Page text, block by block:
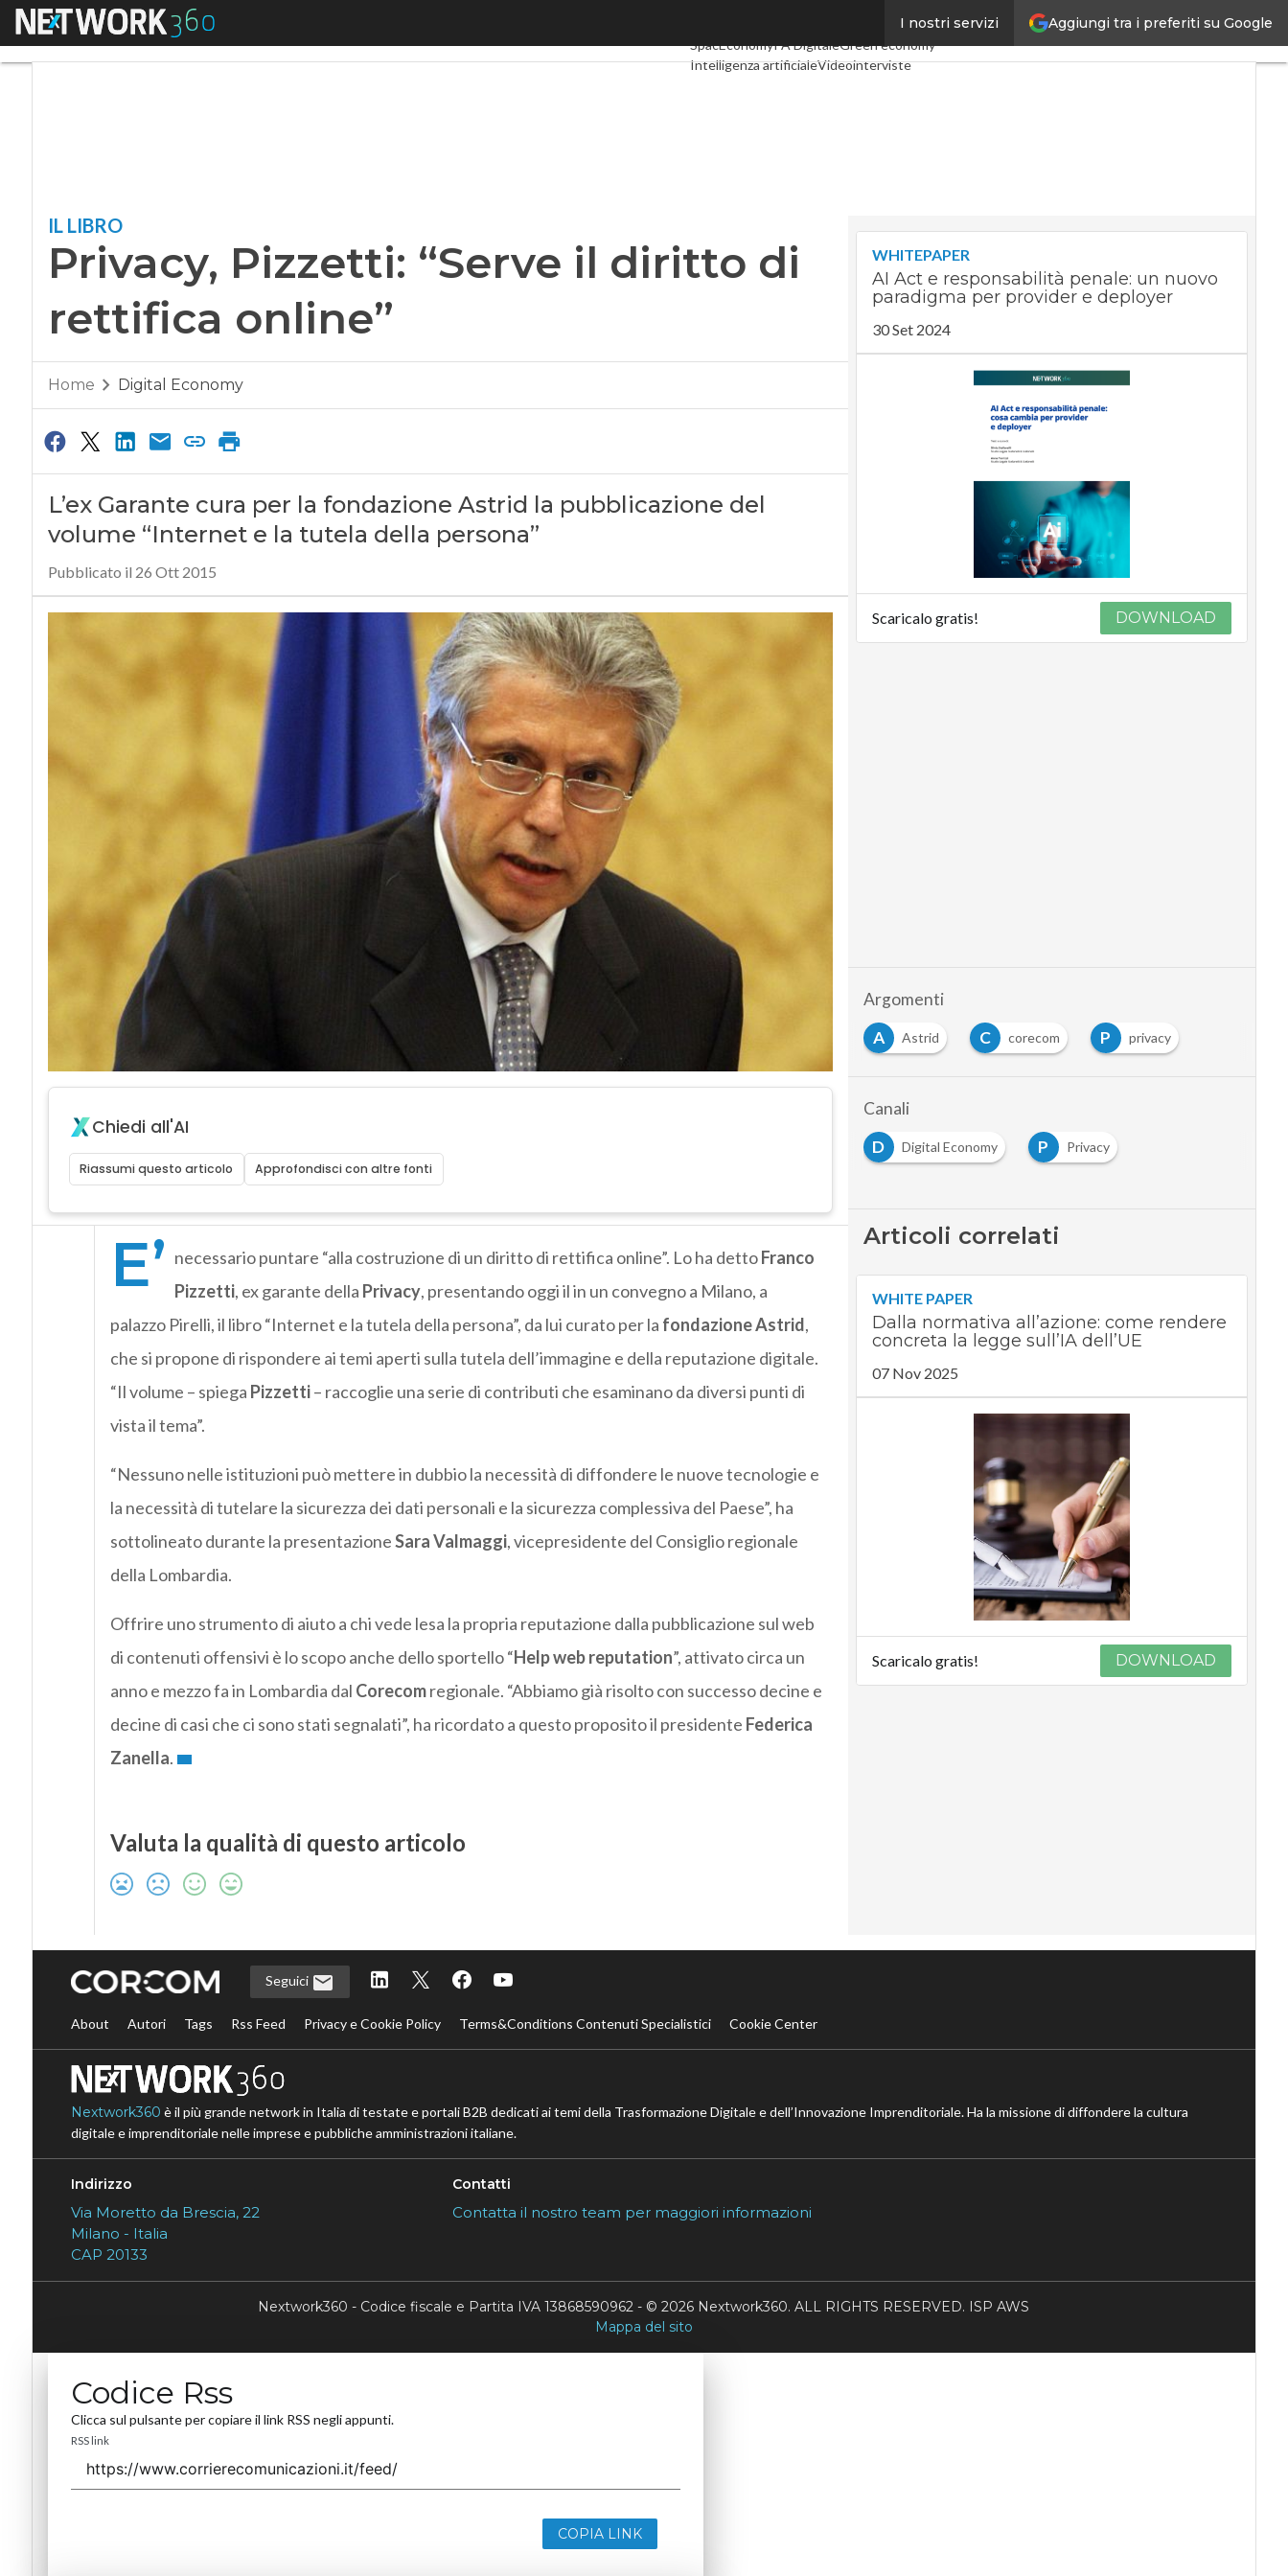
Aggiungi tra i preferiti su Google
I nostri servizi
Menu
Industria 4.0
SpacEconomyPA DigitaleGreen economy
Intelligenza artificialeVideointerviste
IL LIBRO
Privacy, Pizzetti: “Serve il diritto di
rettifica online”
Home Digital Economy
L’ex Garante cura per la fondazione Astrid la pubblicazione del
volume “Internet e la tutela della persona”
Pubblicato il 26 Ott 2015
Chiedi all'AI
Riassumi questo articolo Approfondisci con altre fonti
E’ necessario puntare “alla costruzione di un diritto di rettifica online”. Lo ha dettoFranco
Pizzetti, ex garante della Privacy, presentando oggi il in un convegno a Milano, a
palazzo Pirelli, il libro “Internet e la tutela della persona”, da lui curato per la fondazioneAstrid,
che si propone di rispondere ai temi aperti sulla tutela dell’immagine e della reputazione digitale.
“Il volume – spiega Pizzetti– raccoglie una serie di contributi che esaminano da diversi punti di
vista il tema”.
“Nessuno nelle istituzioni può mettere in dubbio la necessità di diffondere le nuove tecnologie e
la necessità di tutelare la sicurezza dei dati personali e la sicurezza complessiva del Paese”, ha
sottolineato durante la presentazioneSaraValmaggi, vicepresidente del Consiglio regionale
della Lombardia.
Offrire uno strumento di aiuto a chi vede lesa la propria reputazione dalla pubblicazione sul web
di contenuti offensivi è lo scopo anche dello sportello “Help web reputation”, attivato circa un
anno e mezzo fa in Lombardia dal Corecomregionale. “Abbiamo già risolto con successo decine e
decine di casi che ci sono stati segnalati”, ha ricordato a questo proposito il presidente Federica
Zanella.
Valuta la qualità di questo articolo
WHITEPAPER
AI Act e responsabilità penale: un nuovo
paradigma per provider e deployer
30 Set 2024
Scaricalo gratis! DOWNLOAD
Argomenti
A
Astrid C corecom P privacy
Canali
D
Digital Economy P Privacy
Articoli correlati
WHITE PAPER
Dalla normativa all’azione: come rendere
concreta la legge sull’IA dell’UE
07 Nov 2025
Scaricalo gratis! DOWNLOAD
Seguici
About Autori Tags Rss Feed Privacy e Cookie Policy Terms&Conditions Contenuti Specialistici Cookie Center
Nextwork360 è il più grande network in Italia di testate e portali B2B dedicati ai temi della Trasformazione Digitale e dell’Innovazione Imprenditoriale. Ha la missione di diffondere la cultura
digitale e imprenditoriale nelle imprese e pubbliche amministrazioni italiane.
Indirizzo
Via Moretto da Brescia, 22
Milano - Italia
CAP 20133
Contatti
Contatta il nostro team per maggiori informazioni
Nextwork360 - Codice fiscale e Partita IVA 13868590962 - © 2026 Nextwork360. ALL RIGHTS RESERVED. ISP AWS
Mappa del sito
Codice Rss
Clicca sul pulsante per copiare il link RSS negli appunti.
RSS link
COPIA LINK